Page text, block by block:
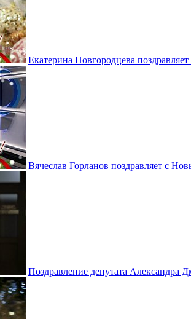
Екатерина Новгородцева
Вячеслав Горланов поздравляет с
Поздравление депутата Александра